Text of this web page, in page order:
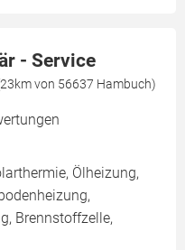
- Service
von 56637 Hambuch)
Ölheizung,
Brennstoffzelle,